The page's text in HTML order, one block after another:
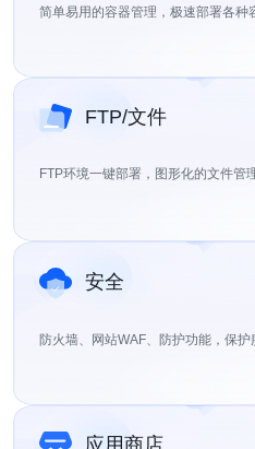
简单易用的容器管理，极速部署各种
FTP/文件
FTP环境一键部署，图形化的文件管
安全
防火墙、网站WAF、防护功能，保护
应用商店